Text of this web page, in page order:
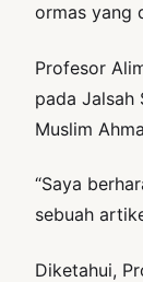
ormas yang
Profesor
pada Jalsah
Muslim
“Saya
sebuah
Diketahui,